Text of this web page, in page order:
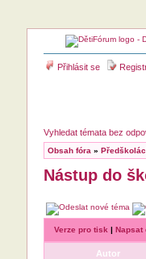
Přihlásit se
Vyhledat témata bez
Obsah fóra »
Nástup do
Verze pro tisk | Napsat
Autor